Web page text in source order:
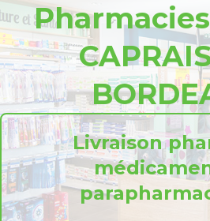
Livraison